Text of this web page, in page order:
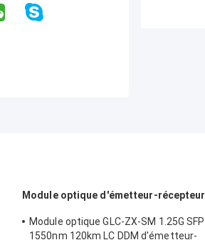
Module optique d'émetteur-récepteur
Module optique GLC-ZX-SM 1.25G SFP
1550nm 120km LC DDM d'émetteur-